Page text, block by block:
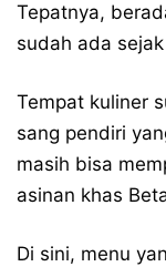
Tepatnya,
sudah ada
Tempat kuliner
sang pendiri
masih bisa
asinan khas
Di sini, menu